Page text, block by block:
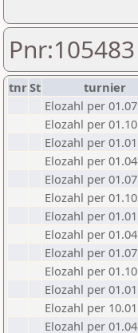
tnrSt turnier
Elozahl per
Elozahl per
Elozahl per
Elozahl per
Elozahl per
Elozahl per
Elozahl per
Elozahl per
Elozahl per
Elozahl per
Elozahl per
Elozahl per
Elozahl per